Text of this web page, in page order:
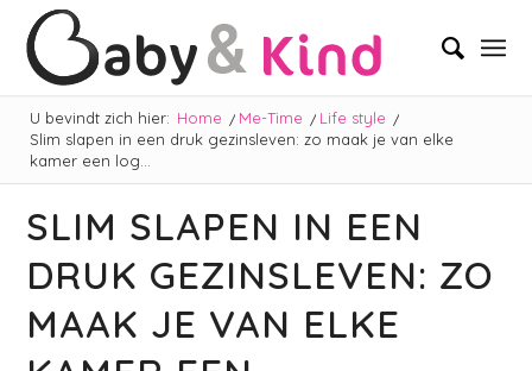
U bevindt zich hier: Home / Me-Time / Life style /
Slim slapen in een druk gezinsleven: zo maak je van elke
kamer een log...
SLIM SLAPEN IN EEN
DRUK GEZINSLEVEN: ZO
MAAK JE VAN ELKE